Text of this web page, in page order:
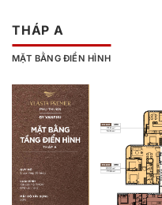
THÁP A
MẶT BẰNG ĐIỂN HÌNH